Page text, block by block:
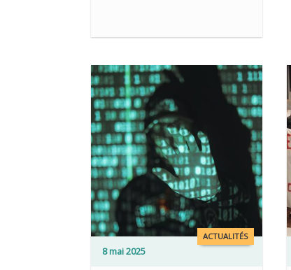
ACTUALITÉS
8 mai 2025
LIRE PLUS LIRE PLUS